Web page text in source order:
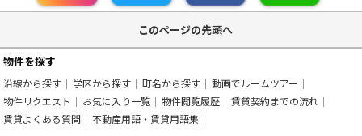
このページの先頭へ
物件を探す
沿線から探す 学区から探す 町名から探す
動画でルームツアー
物件リクエスト
お気に入り一覧 物件閲覧履歴
賃貸契約までの流れ
賃貸よくある質問
不動産用語・賃貸用語集